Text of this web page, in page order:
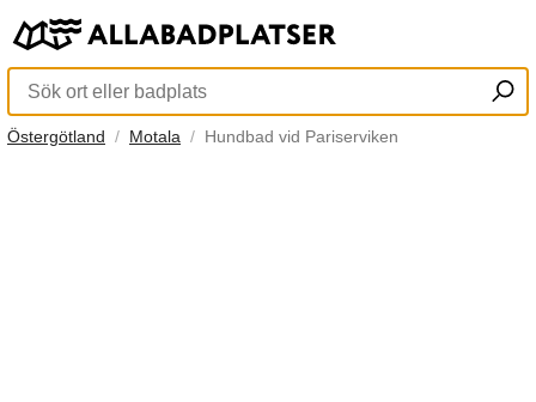
Östergötland Motala Hundbad vid Pariserviken